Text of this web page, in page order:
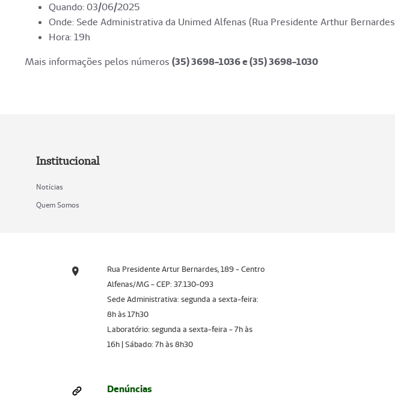
Quando: 03/06/2025
Onde: Sede Administrativa da Unimed Alfenas (Rua Presidente Arthur
Hora: 19h
Mais informações pelos números (35) 3698-1036 e (35) 3698-1030
Institucional
Notícias
Quem Somos
Rua Presidente Artur Bernardes, 189 - Centro
Alfenas/MG - CEP: 37.130-093
Sede Administrativa: segunda a sexta-feira:
8h às 17h30
Laboratório: segunda a sexta-feira - 7h às
16h | Sábado: 7h às 8h30
Denúncias